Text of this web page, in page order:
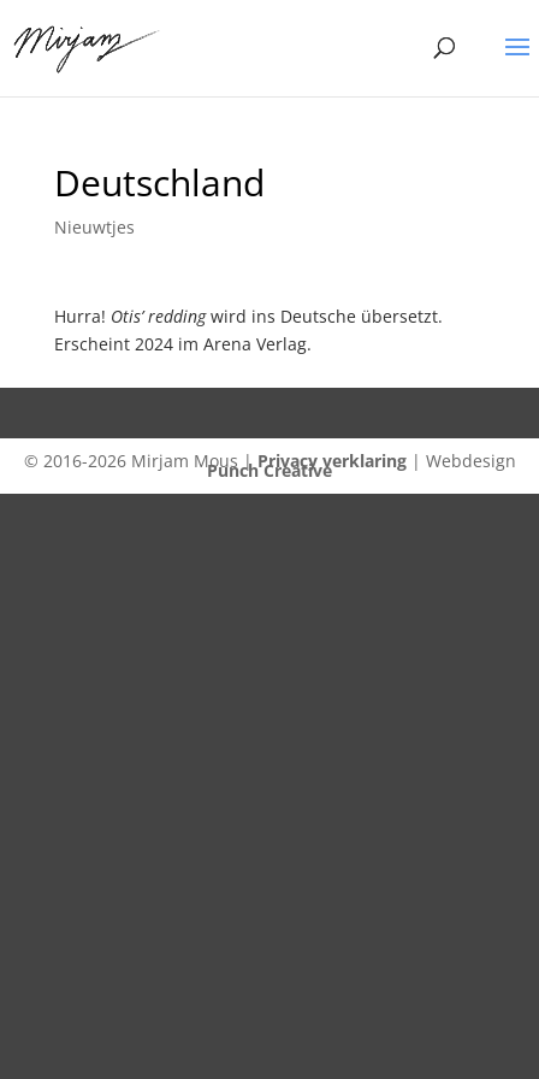
Deutschland
Nieuwtjes
Hurra! Otis’ reddingwird ins Deutsche übersetzt.
Erscheint 2024 im Arena Verlag.
© 2016-2026 Mirjam Mous | Privacy verklaring| Webdesign
Punch Creative